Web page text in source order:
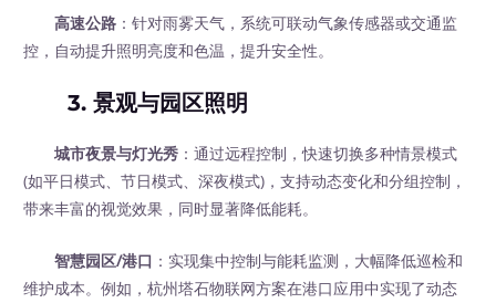
高速公路 ：针对雨雾天气，系统可联动气象传感器或交通监
控，自动提升照明亮度和色温，提升安全性。
3. 景观与园区照明
城市夜景与灯光秀 ：通过远程控制，快速切换多种情景模式
(如平日模式、节日模式、深夜模式)，支持动态变化和分组控制，
带来丰富的视觉效果，同时显著降低能耗。
智慧园区/港口 ：实现集中控制与能耗监测，大幅降低巡检和
维护成本。例如，杭州塔石物联网方案在港口应用中实现了动态